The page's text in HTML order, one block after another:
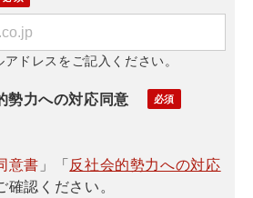
ドレスをご記入ください。
勢力への対応同意
意書 」「反社会的勢力への対応
確認ください。